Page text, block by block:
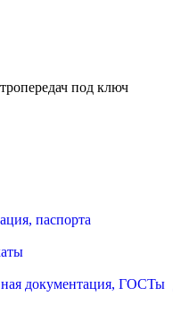
под ключ
паспорта
документация, ГОСТы